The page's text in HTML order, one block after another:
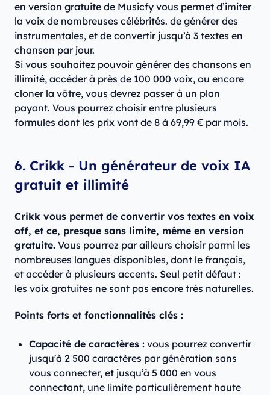
en version gratuite de Musicfy vous permet d’imiter
la voix de nombreuses célébrités. de générer des
instrumentales, et de convertir jusqu’à 3 textes en
chanson par jour.
Si vous souhaitez pouvoir générer des chansons en
illimité, accéder à près de 100 000 voix, ou encore
cloner la vôtre, vous devrez passer à un plan
payant. Vous pourrez choisir entre plusieurs
formules dont les prix vont de 8 à 69,99 € par mois.
6. Crikk - Un générateur de voix IA
gratuit et illimité
Crikk vous permet de convertir vos textes en voix
off, et ce, presque sans limite, même en version
gratuite. Vous pourrez par ailleurs choisir parmi les
nombreuses langues disponibles, dont le français,
et accéder à plusieurs accents. Seul petit défaut :
les voix gratuites ne sont pas encore très naturelles.
Points forts et fonctionnalités clés :
Capacité de caractères : vous pourrez convertir
jusqu'à 2 500 caractères par génération sans
vous connecter, et jusqu’à 5 000 en vous
connectant, une limite particulièrement haute